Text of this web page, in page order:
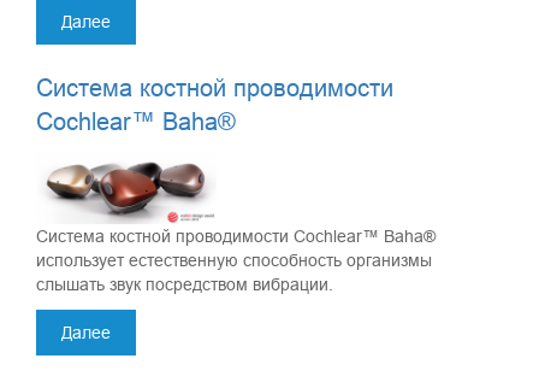
Далее
Система костной проводимости
Cochlear™ Baha®
Система костной проводимости Cochlear™ Baha®
использует естественную способность организмы
слышать звук посредством вибрации.
Далее